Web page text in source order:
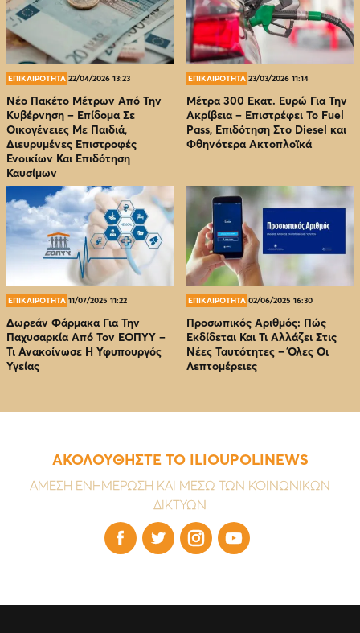
ΕΠΙΚΑΙΡΟΤΗΤΑ 22/04/2026 13:23
Νέο Πακέτο Μέτρων Από Την
Κυβέρνηση – Επίδομα Σε
Οικογένειες Με Παιδιά,
Διευρυμένες Επιστροφές
Ενοικίων Και Επιδότηση
Καυσίμων
ΕΠΙΚΑΙΡΟΤΗΤΑ 23/03/2026 11:14
Μέτρα 300 Εκατ. Ευρώ Για Την
Ακρίβεια – Επιστρέφει Το Fuel
Pass, Επιδότηση Στο Diesel και
Φθηνότερα Ακτοπλοϊκά
ΕΠΙΚΑΙΡΟΤΗΤΑ 11/07/2025 11:22
Δωρεάν Φάρμακα Για Την
Παχυσαρκία Από Τον EOΠΥΥ –
Τι Ανακοίνωσε Η Υφυπουργός
Υγείας
ΕΠΙΚΑΙΡΟΤΗΤΑ 02/06/2025 16:30
Προσωπικός Αριθμός: Πώς
Εκδίδεται Και Τι Αλλάζει Στις
Νέες Ταυτότητες – Όλες Οι
Λεπτομέρειες
ΑΚΟΛΟΥΘΗΣΤΕ ΤΟ ILIOUPOLINEWS
ΑΜΕΣΗ ΕΝΗΜΕΡΩΣΗ ΚΑΙ ΜΕΣΩ ΤΩΝ ΚΟΙΝΩΝΙΚΩΝ
ΔΙΚΤΥΩΝ
   